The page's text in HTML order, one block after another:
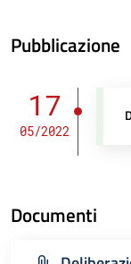
Pubblicazione
17
05/2022
Documenti